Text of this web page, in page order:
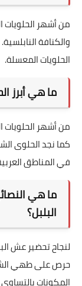
من أشهر الحلويات
والكنافة
الحلويات المعسلة.
ما هي أبرز
من أشهر الحلويات
كما نجد الحلوى
في المناطق
ما هي
البلبل؟
لنجاح تحضير عش
حرص على طهي
المكونات